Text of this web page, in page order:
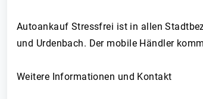
Autoankauf Stressfrei ist in allen
und Urdenbach. Der mobile Händler
Weitere Informationen und Kontakt